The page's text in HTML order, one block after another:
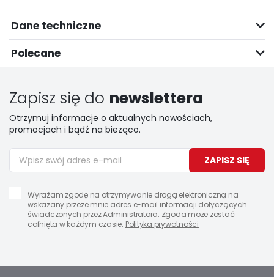
Dane techniczne
Polecane
Zapisz się do newslettera
Otrzymuj informacje o aktualnych nowościach,
promocjach i bądź na bieżąco.
ZAPISZ SIĘ
Wyrażam zgodę na otrzymywanie drogą elektroniczną na
wskazany przeze mnie adres e-mail informacji dotyczących
świadczonych przez Administratora. Zgoda może zostać
cofnięta w każdym czasie. Polityka prywatności